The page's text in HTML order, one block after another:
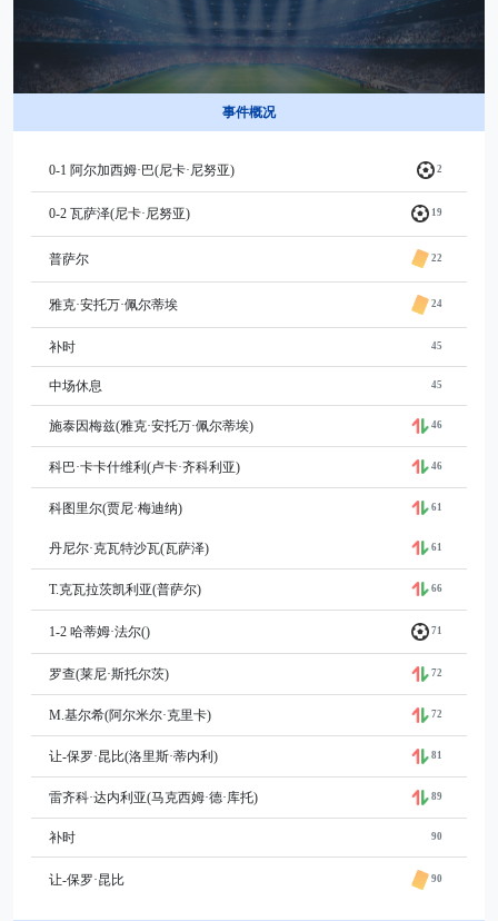
事件概况
0-1 阿尔加西姆·巴(尼卡·尼努亚) 2
0-2 瓦萨泽(尼卡·尼努亚) 19
普萨尔 22
雅克·安托万·佩尔蒂埃 24
补时 45
中场休息 45
施泰因梅兹(雅克·安托万·佩尔蒂埃) 46
科巴·卡卡什维利(卢卡·齐科利亚) 46
科图里尔(贾尼·梅迪纳) 61
丹尼尔·克瓦特沙瓦(瓦萨泽) 61
T.克瓦拉茨凯利亚(普萨尔) 66
1-2 哈蒂姆·法尔() 71
罗查(莱尼·斯托尔茨) 72
M.基尔希(阿尔米尔·克里卡) 72
让-保罗·昆比(洛里斯·蒂内利) 81
雷齐科·达内利亚(马克西姆·德·库托) 89
补时 90
让-保罗·昆比 90